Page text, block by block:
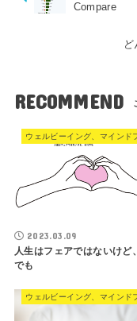
Compare
RECOMMEND
ウェルビーイング、マインド
2023.03.09
人生はフェアではないけど
でも
ウェルビーイング、マインド